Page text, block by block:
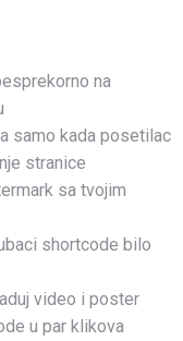
na
samo kada posetilac
stranice
sa tvojim
shortcode bilo
video i poster
u par klikova